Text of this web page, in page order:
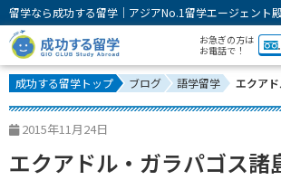
留学なら成功する留学｜アジアNo.1留学エージェント
お急ぎの方は
お電話で！
成功する留学トップ ブログ 語学留学 エクア
2015年11月24日
エクアドル・ガラパゴス諸